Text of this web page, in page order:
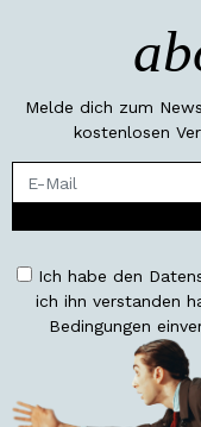
Melde dich zum
kostenlosen
Ich habe den
ich ihn verstanden
Bedingungen